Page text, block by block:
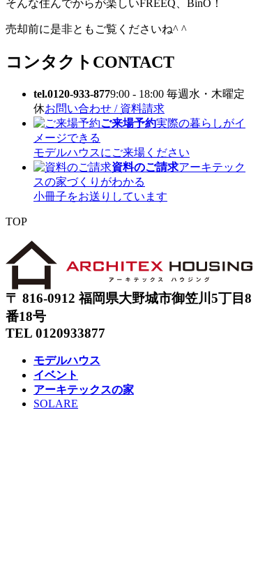
そんな住んでからが楽しいFREEQ、BinO！
売却前に是非ともご覧くださいね^ ^
コンタクト CONTACT
tel.0120-933-8779:00 - 18:00 毎週水・木曜定
休お問い合わせ / 資料請求
ご来場予約実際の暮らしがイ
メージできる
モデルハウスにご来場ください
資料のご請求アーキテック
スの家づくりがわかる
小冊子をお送りしています
TOP
〒 816-0912 福岡県大野城市御笠川5丁目8
番18号
TEL 0120933877
モデルハウス
イベント
アーキテックスの家
SOLARE